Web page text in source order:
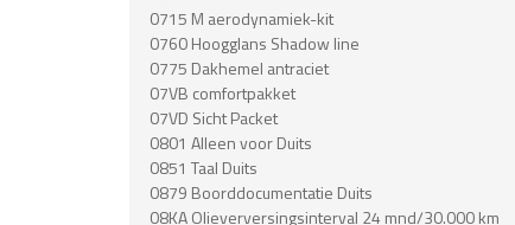
0715 M aerodynamiek-kit
0760 Hoogglans Shadow line
0775 Dakhemel antraciet
07VB comfortpakket
07VD Sicht Packet
0801 Alleen voor Duits
0851 Taal Duits
0879 Boorddocumentatie Duits
08KA Olieverversingsinterval 24 mnd/30.000 km